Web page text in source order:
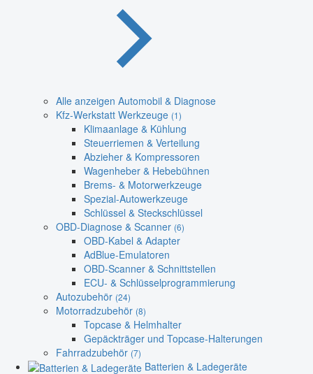
Alle anzeigen Automobil & Diagnose
Kfz-Werkstatt Werkzeuge (1)
Klimaanlage & Kühlung
Steuerriemen & Verteilung
Abzieher & Kompressoren
Wagenheber & Hebebühnen
Brems- & Motorwerkzeuge
Spezial-Autowerkzeuge
Schlüssel & Steckschlüssel
OBD-Diagnose & Scanner (6)
OBD-Kabel & Adapter
AdBlue-Emulatoren
OBD-Scanner & Schnittstellen
ECU- & Schlüsselprogrammierung
Autozubehör (24)
Motorradzubehör (8)
Topcase & Helmhalter
Gepäckträger und Topcase-Halterungen
Fahrradzubehör (7)
Batterien & Ladegeräte